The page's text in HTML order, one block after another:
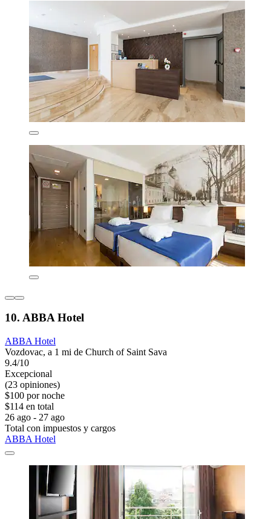
10. ABBA Hotel
ABBA Hotel
Vozdovac, a 1 mi de Church of Saint Sava
9.4/10
Excepcional
(23 opiniones)
$100 por noche
$114 en total
26 ago - 27 ago
Total con impuestos y cargos
ABBA Hotel